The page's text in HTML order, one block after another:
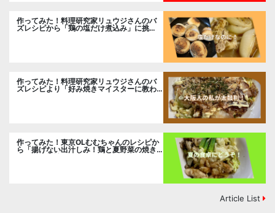
作ってみた！料理研究家リュウジさんのバ
ズレシピから「鶏の塩だけ煮込み」に挑
作ってみた！料理研究家リュウジさんのバ
ズレシピより「好み焼きマイスターに教わ
作ってみた！東京OLむむちゃんのレシピか
ら「揚げない出汁しみ！鶏と夏野菜の焼き
浸し」に挑戦。
Article List